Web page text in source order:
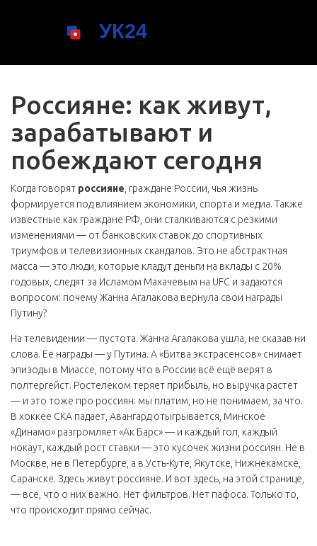
Россияне: как живут,
зарабатывают и
побеждают сегодня
Когда говорят россияне граждане России, чья жизнь
формируется под влиянием экономики, спорта и медиа. Также
известные как граждане РФ , они сталкиваются с резкими
изменениями — от банковских ставок до спортивных
триумфов и телевизионных скандалов. Это не абстрактная
масса — это люди, которые кладут деньги на вклады с 20%
годовых, следят за Исламом Махачевым на UFC и задаются
вопросом: почему Жанна Агалакова вернула свои награды
Путину?
На телевидении — пустота. Жанна Агалакова ушла, не сказав ни
слова. Её награды — у Путина. А «Битва экстрасенсов» снимает
эпизоды в Миассе, потому что в России всё ещё верят в
полтергейст. Ростелеком теряет прибыль, но выручка растёт
— и это тоже про россиян: мы платим, но не понимаем, за что.
В хоккее СКА падает, Авангард отыгрывается, Минское
«Динамо» разгромляет «Ак Барс» — и каждый гол, каждый
нокаут, каждый рост ставки — это кусочек жизни россиян. Не в
Москве, не в Петербурге, а в Усть-Куте, Якутске, Нижнекамске,
Саранске. Здесь живут россияне. И вот здесь, на этой странице,
— всё, что о них важно. Нет фильтров. Нет пафоса. Только то,
что происходит прямо сейчас.